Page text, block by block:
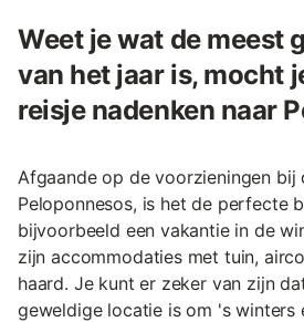
Weet je wat de meest
van het jaar is, mocht
reisje nadenken naar
Afgaande op de voorzieningen bij
Peloponnesos, is het de perfecte
bijvoorbeeld een vakantie in de
zijn accommodaties met tuin,
haard. Je kunt er zeker van zijn
geweldige locatie is om 's winters